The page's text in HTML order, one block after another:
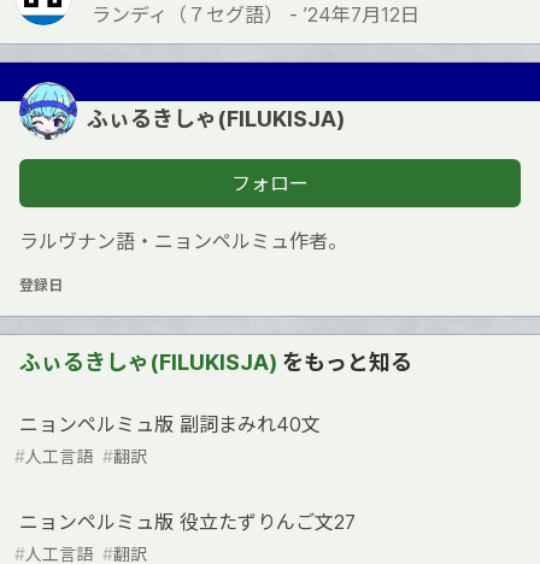
ランディ（７セグ語） - ’24年7月12日
ふぃるきしゃ(FILUKISJA)
フォロー
ラルヴナン語・ニョンペルミュ作者。
登録日
ふぃるきしゃ(FILUKISJA) をもっと知る
ニョンペルミュ版 副詞まみれ40文
#人工言語 #翻訳
ニョンペルミュ版 役立たずりんご文27
#人工言語 #翻訳